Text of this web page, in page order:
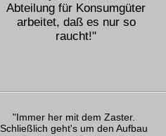
Abteilung für Konsumgüter
arbeitet, daß es nur so
raucht!"
"Immer her mit dem Zaster.
Schließlich geht's um den Aufbau